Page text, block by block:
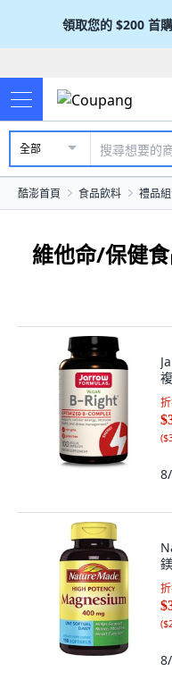
領取您的 $200 首
全部
酷澎首頁 食品飲料 禮品
維他命/保健
(
(